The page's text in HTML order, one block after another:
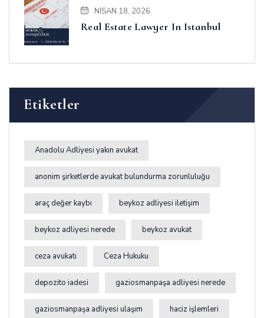
NISAN 18, 2026
Real Estate Lawyer In Istanbul
Etiketler
Anadolu Adliyesi yakın avukat
anonim şirketlerde avukat bulundurma zorunluluğu
araç değer kaybı beykoz adliyesi iletişim
beykoz adliyesi nerede beykoz avukat
ceza avukatı Ceza Hukuku
depozito iadesi gaziosmanpaşa adliyesi nerede
gaziosmanpaşa adliyesi ulaşım haciz işlemleri